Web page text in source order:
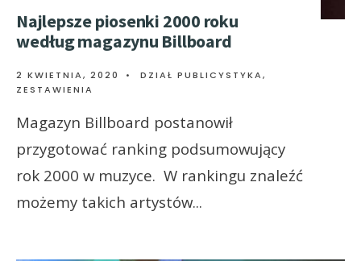
Najlepsze piosenki 2000 roku
według magazynu Billboard
2 KWIETNIA, 2020 • DZIAŁ PUBLICYSTYKA,
ZESTAWIENIA
Magazyn Billboard postanowił
przygotować ranking podsumowujący
rok 2000 w muzyce. W rankingu znaleźć
możemy takich artystów...